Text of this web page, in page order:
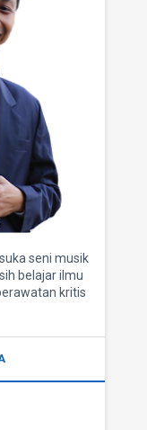
seni musik
belajar ilmu
kritis